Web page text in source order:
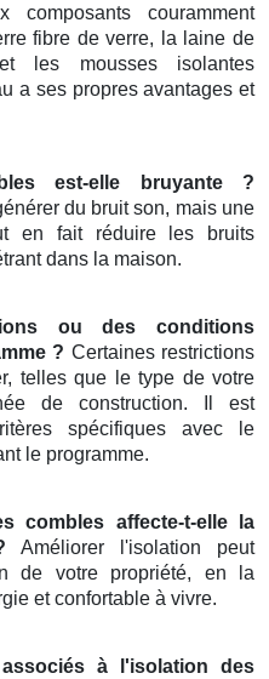
composants couramment
fibre de verre, la laine de
les mousses isolantes
a ses propres avantages et
est-elle bruyante ?
du bruit son, mais une
en fait réduire les bruits
dans la maison.
ou des conditions
? Certaines restrictions
telles que le type de votre
de construction. Il est
spécifiques avec le
le programme.
combles affecte-t-elle la
Améliorer l'isolation peut
de votre propriété, en la
et confortable à vivre.
à l'isolation des